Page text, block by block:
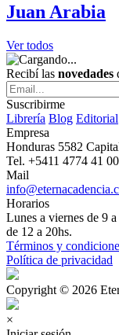
Juan Arabia
Ver todos
Recibí las novedades
Suscribirme
Librería Blog Editorial
Empresa
Honduras 5582
Tel. +5411 4774 41 00
Mail
Horarios
Lunes a viernes de 9
de 12 a 20hs.
Términos y
Política de privacidad
Copyright © 2026
×